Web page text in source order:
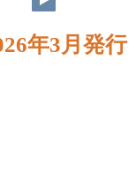
年3月発行